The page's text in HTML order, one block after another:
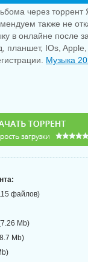
через
также не
в онлайне после
планшет, IOs,
Музыка
файлов)
Mb)
Mb)